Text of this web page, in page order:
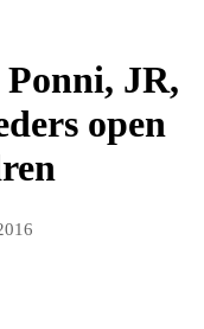
Ponni, JR,
open